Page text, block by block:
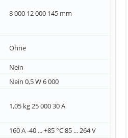
8 000 12 000 145 mm
Ohne
Nein
Nein 0,5 W 6 000
1,05 kg 25 000 30 A
160 A -40 ... +85 °C 85 ... 264 V